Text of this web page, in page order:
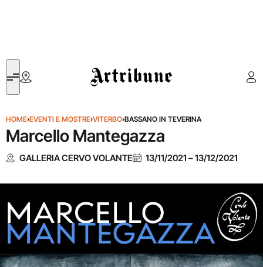
Artribune
HOME›EVENTI E MOSTRE›VITERBO›BASSANO IN TEVERINA
Marcello Mantegazza
GALLERIA CERVO VOLANTE 13/11/2021 –13/12/2021